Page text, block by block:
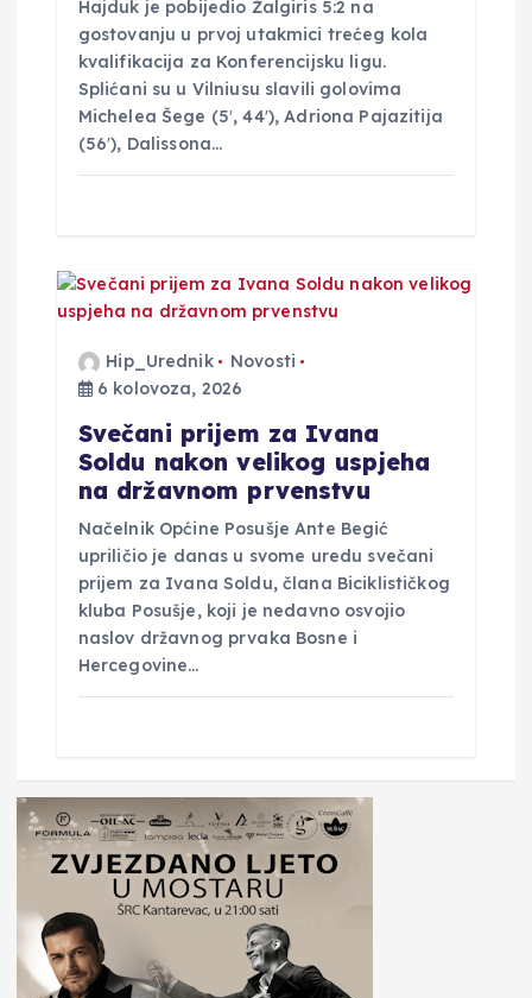
Hajduk je pobijedio Žalgiris 5:2 na
gostovanju u prvoj utakmici trećeg kola
kvalifikacija za Konferencijsku ligu.
Splićani su u Vilniusu slavili golovima
Michelea Šege (5′, 44′), Adriona Pajazitija
(56′), Dalissona…
Hip_Urednik
Novosti
6 kolovoza, 2026
Svečani prijem za Ivana
Soldu nakon velikog uspjeha
na državnom prvenstvu
Načelnik Općine Posušje Ante Begić
upriličio je danas u svome uredu svečani
prijem za Ivana Soldu, člana Biciklističkog
kluba Posušje, koji je nedavno osvojio
naslov državnog prvaka Bosne i
Hercegovine…